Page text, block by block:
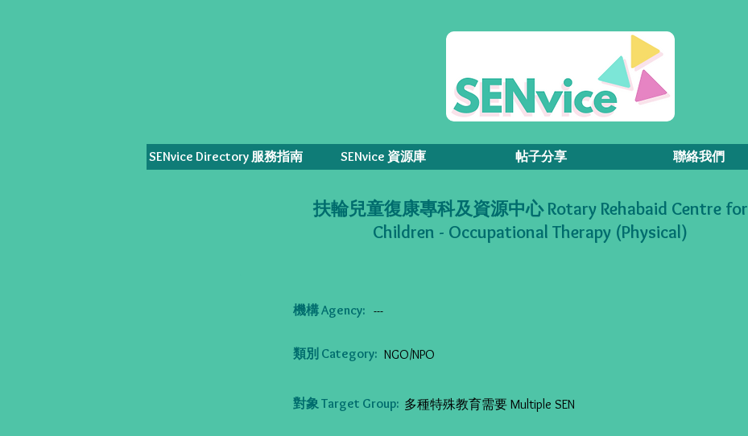
SENvice Directory 服務指南 SENvice 資源庫 帖子分享 聯絡我們
扶輪兒童復康專科及資源中心 Rotary Rehabaid Centre for
Children - Occupational Therapy (Physical)
機構 Agency: ---
類別 Category: NGO/NPO
對象 Target Group: 多種特殊教育需要 Multiple SEN